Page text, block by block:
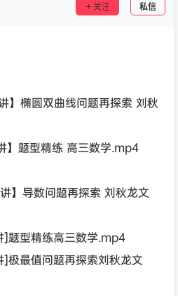
关注 私信
】椭圆双曲线问题再探索 刘秋
】题型精练 高三数学.mp4
】导数问题再探索 刘秋龙文
题型精练高三数学.mp4
极最值问题再探索刘秋龙文